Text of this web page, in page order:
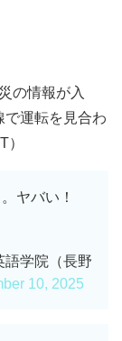
の情報が入
で運転を見合わ
ヤバい！
学院（長野
10, 2025